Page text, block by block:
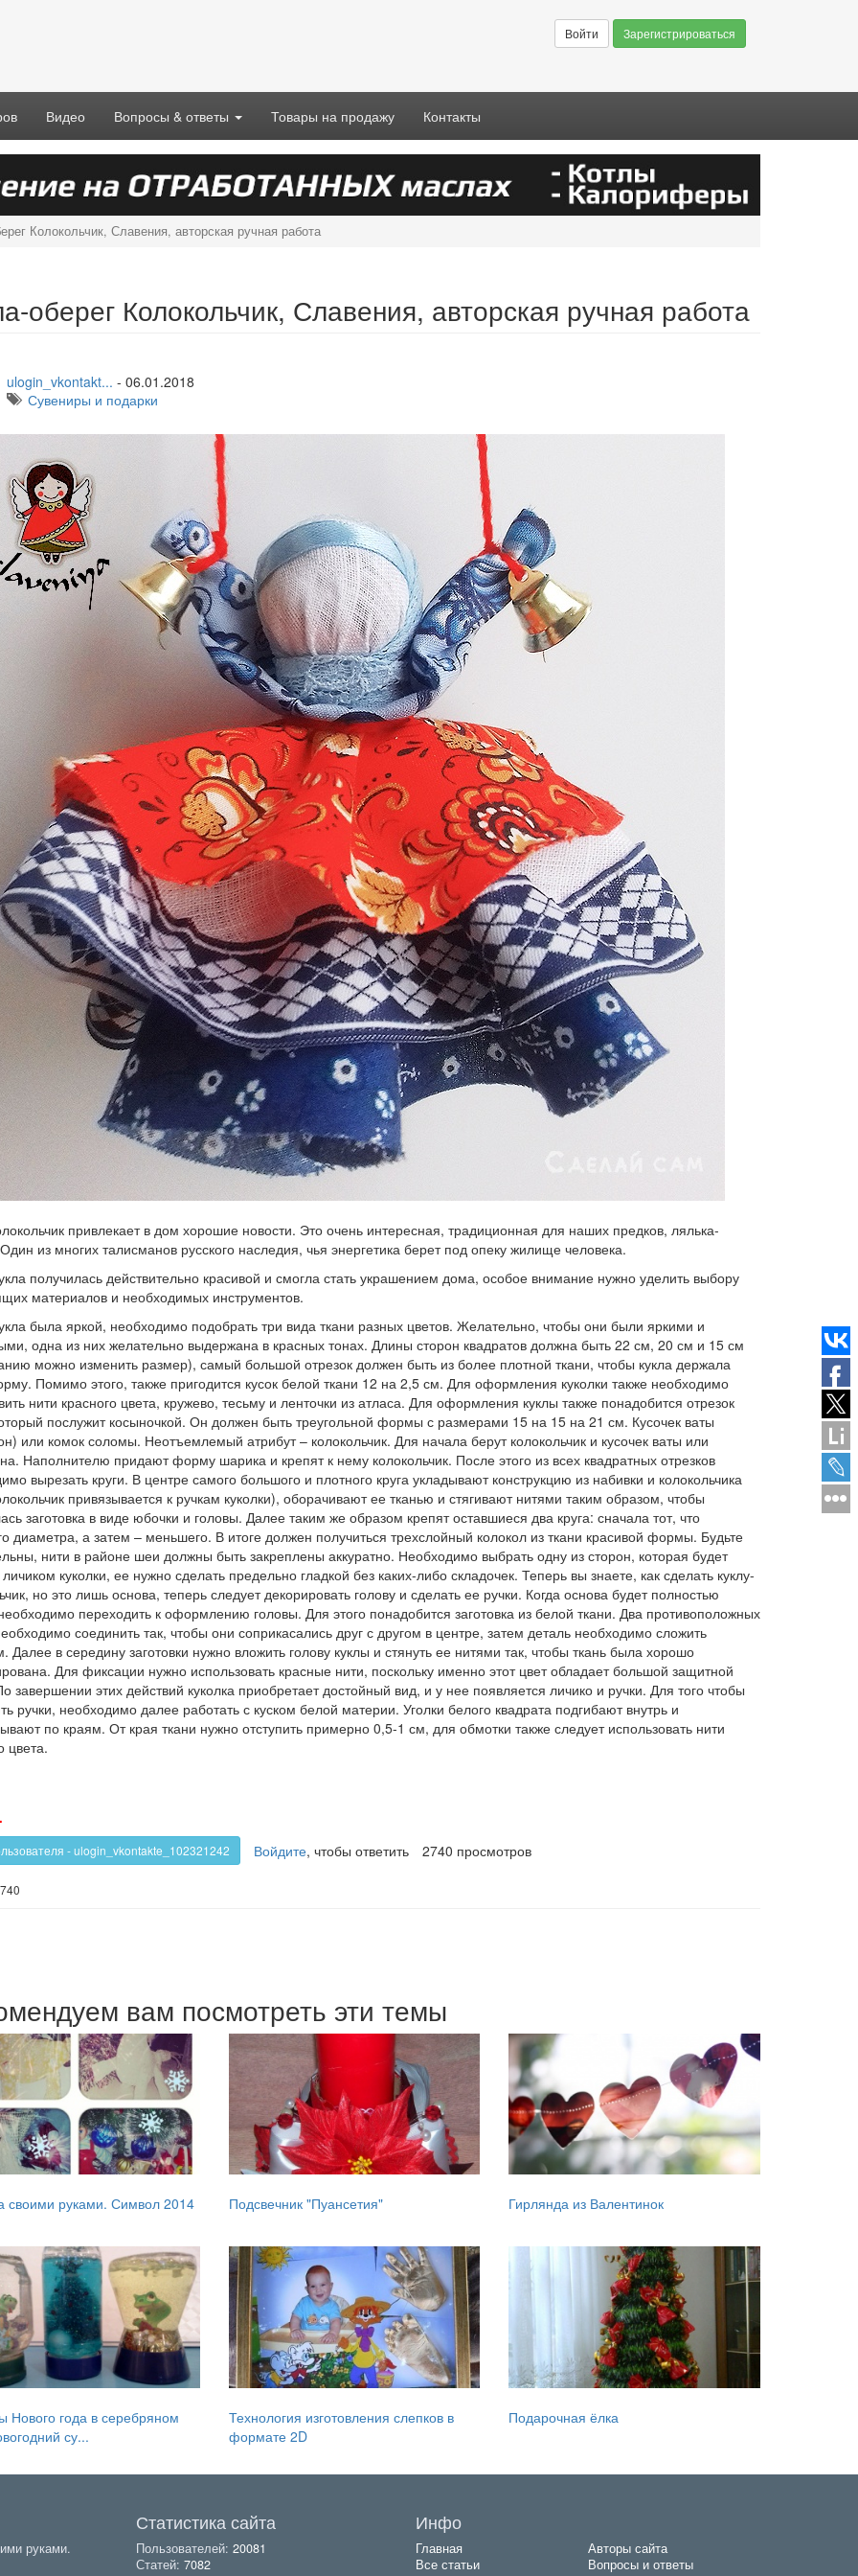
Войти Зарегистрироваться
Видео Вопросы & ответы Товары на продажу Контакты
Колокольчик, Славения, авторская ручная работа
оберег Колокольчик, Славения, авторская ручная работа
ulogin_vkontakt... - 06.01.2018
Сувениры и подарки
привлекает в дом хорошие новости. Это очень интересная, традиционная для наших предков, лялька-
из многих талисманов русского наследия, чья энергетика берет под опеку жилище человека.
получилась действительно красивой и смогла стать украшением дома, особое внимание нужно уделить выбору
материалов и необходимых инструментов.
была яркой, необходимо подобрать три вида ткани разных цветов. Желательно, чтобы они были яркими и
одна из них желательно выдержана в красных тонах. Длины сторон квадратов должна быть 22 см, 20 см и 15 см
можно изменить размер), самый большой отрезок должен быть из более плотной ткани, чтобы кукла держала
Помимо этого, также пригодится кусок белой ткани 12 на 2,5 см. Для оформления куколки также необходимо
нити красного цвета, кружево, тесьму и ленточки из атласа. Для оформления куклы также понадобится отрезок
послужит косыночкой. Он должен быть треугольной формы с размерами 15 на 15 на 21 см. Кусочек ваты
или комок соломы. Неотъемлемый атрибут – колокольчик. Для начала берут колокольчик и кусочек ваты или
Наполнителю придают форму шарика и крепят к нему колокольчик. После этого из всех квадратных отрезков
вырезать круги. В центре самого большого и плотного круга укладывают конструкцию из набивки и колокольчика
привязывается к ручкам куколки), оборачивают ее тканью и стягивают нитями таким образом, чтобы
заготовка в виде юбочки и головы. Далее таким же образом крепят оставшиеся два круга: сначала тот, что
диаметра, а затем – меньшего. В итоге должен получиться трехслойный колокол из ткани красивой формы. Будьте
нити в районе шеи должны быть закреплены аккуратно. Необходимо выбрать одну из сторон, которая будет
куколки, ее нужно сделать предельно гладкой без каких-либо складочек. Теперь вы знаете, как сделать куклу-
но это лишь основа, теперь следует декорировать голову и сделать ее ручки. Когда основа будет полностью
переходить к оформлению головы. Для этого понадобится заготовка из белой ткани. Два противоположных
соединить так, чтобы они соприкасались друг с другом в центре, затем деталь необходимо сложить
Далее в середину заготовки нужно вложить голову куклы и стянуть ее нитями так, чтобы ткань была хорошо
Для фиксации нужно использовать красные нити, поскольку именно этот цвет обладает большой защитной
завершении этих действий куколка приобретает достойный вид, и у нее появляется личико и ручки. Для того чтобы
ручки, необходимо далее работать с куском белой материи. Уголки белого квадрата подгибают внутрь и
по краям. От края ткани нужно отступить примерно 0,5-1 см, для обмотки также следует использовать нити
цвета.
против!
- ulogin_vkontakte_102321242 Войдите, чтобы ответить 2740 просмотров
вам посмотреть эти темы
своими руками. Символ 2014
Подсвечник "Пуансетия" Гирлянда из Валентинок
Нового года в серебряном
су...
Технология изготовления слепков в
формате 2D
Подарочная ёлка
руками.
Статистика сайта
Пользователей: 20081
Статей: 7082
Инфо
Главная
Авторы сайта
Все статьи
Вопросы и ответы